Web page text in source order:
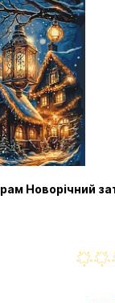
Новорічний